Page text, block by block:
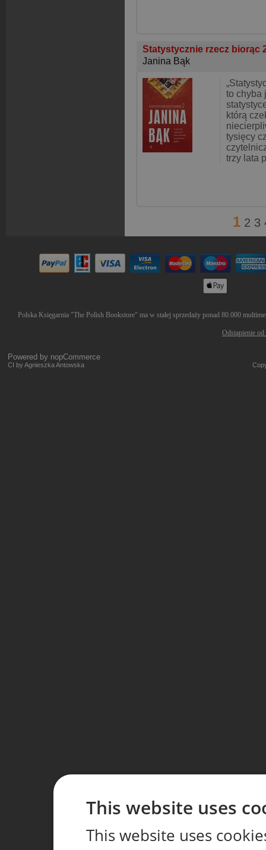
Statystycznie rzecz biorąc
Janina Bąk
to chyba
którą
tysięcy
trzy lata p
1 2 3
Polska Księgarnia "The Polish Bookstore" ma w stałej sprzedaży ponad 80.000
Odstąpienie
Powered by nopCommerce
CI by Agnieszka Antowska
This website uses
This website uses